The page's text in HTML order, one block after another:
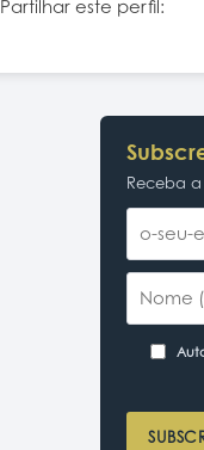
Partilhar este perfil:
Receba